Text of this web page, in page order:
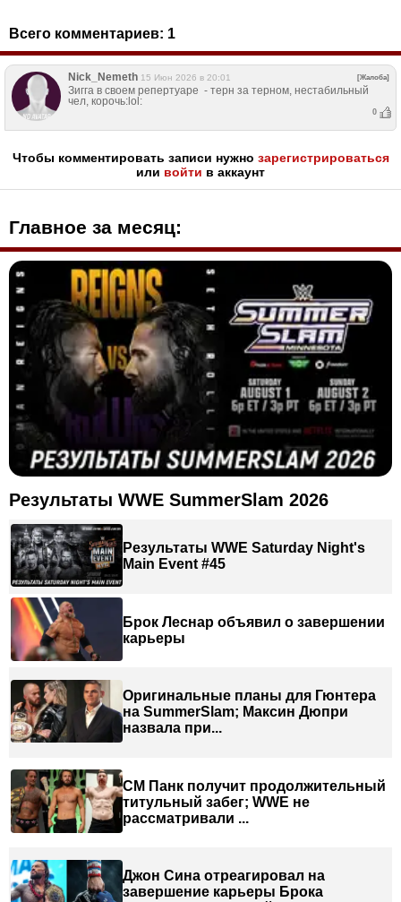
Всего комментариев: 1
Nick_Nemeth 15 Июн 2026 в 20:01 [Жалоба]
Зигга в своем репертуаре - терн за терном, нестабильный
чел, корочь:lol:
0
Чтобы комментировать записи нужно зарегистрироваться
или войти в аккаунт
Главное за месяц:
Результаты WWE SummerSlam 2026
Результаты WWE Saturday Night's
Main Event #45
Брок Леснар объявил о завершении
карьеры
Оригинальные планы для Гюнтера
на SummerSlam; Максин Дюпри
назвала при...
СМ Панк получит продолжительный
титульный забег; WWE не
рассматривали ...
Джон Сина отреагировал на
завершение карьеры Брока